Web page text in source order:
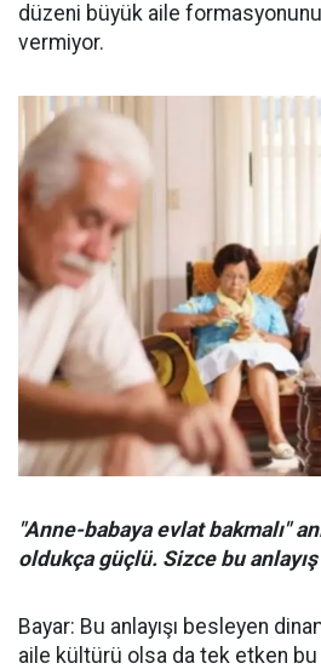
düzeni büyük aile
vermiyor.
"Anne-babaya evlat bakmalı"
oldukça güçlü. Sizce bu
Bayar: Bu anlayışı besleyen
aile kültürü olsa da tek etken